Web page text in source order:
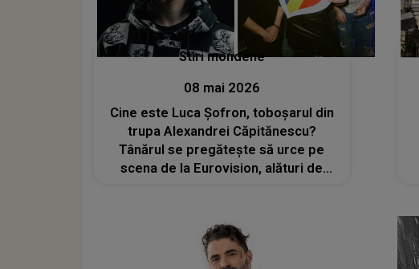
Stiri mondene
08 mai 2026
Cine este Luca Șofron, toboșarul din
trupa Alexandrei Căpitănescu?
Tânărul se pregătește să urce pe
scena de la Eurovision, alături de